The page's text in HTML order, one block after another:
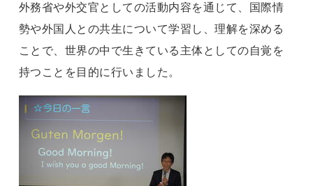
外務省や外交官としての活動内容を通じて、国際情
勢や外国人との共生について学習し、理解を深める
ことで、世界の中で生きている主体としての自覚を
持つことを目的に行いました。